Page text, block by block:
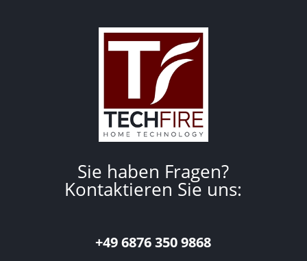
Sie haben Fragen?
Kontaktieren Sie uns:
+49 6876 350 9868